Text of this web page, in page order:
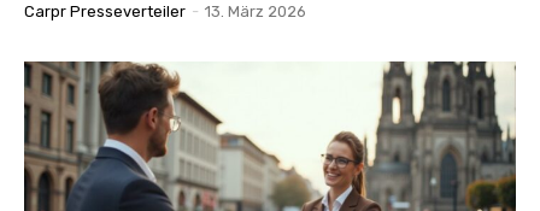
Carpr Presseverteiler - 13. März 2026